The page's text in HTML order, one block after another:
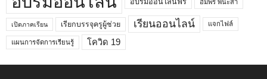
อบรมออนไลน์ฟรี อัมพร พินะสา
เปิดภาคเรียน เรียกบรรจุครูผู้ช่วย เรียนออนไลน์ แจกไฟล์
แผนการจัดการเรียนรู้ โควิด 19